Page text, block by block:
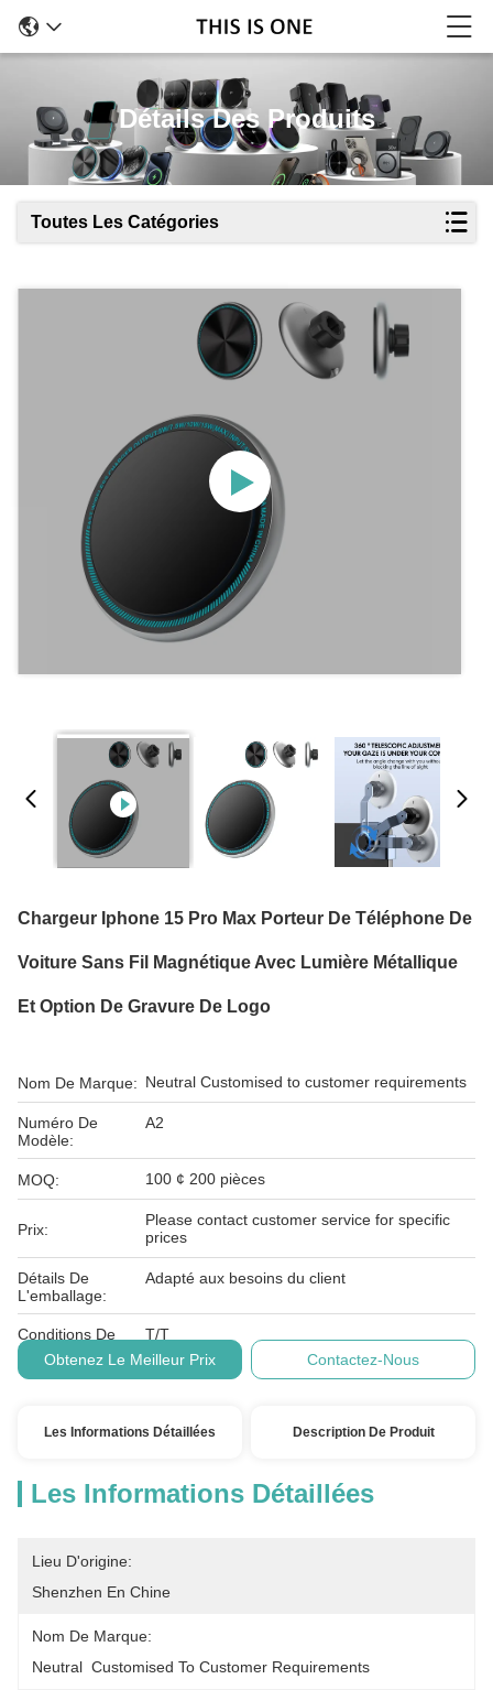
Détails Des Produits
Toutes Les Catégories
Chargeur Iphone 15 Pro Max Porteur De Téléphone De
Voiture Sans Fil Magnétique Avec Lumière Métallique
Et Option De Gravure De Logo
Nom De Marque: Neutral Customised to customer requirements
Numéro De
Modèle:
A2
MOQ: 100 ¢ 200 pièces
Prix:
Please contact customer service for specific
prices
Détails De
L'emballage:
Adapté aux besoins du client
Conditions De
Paiement:
T/T
Obtenez Le Meilleur Prix
Contactez-Nous
Les Informations Détaillées Description De Produit
Les Informations Détaillées
Lieu D'origine:
Shenzhen En Chine
Nom De Marque:
Neutral  Customised To Customer Requirements